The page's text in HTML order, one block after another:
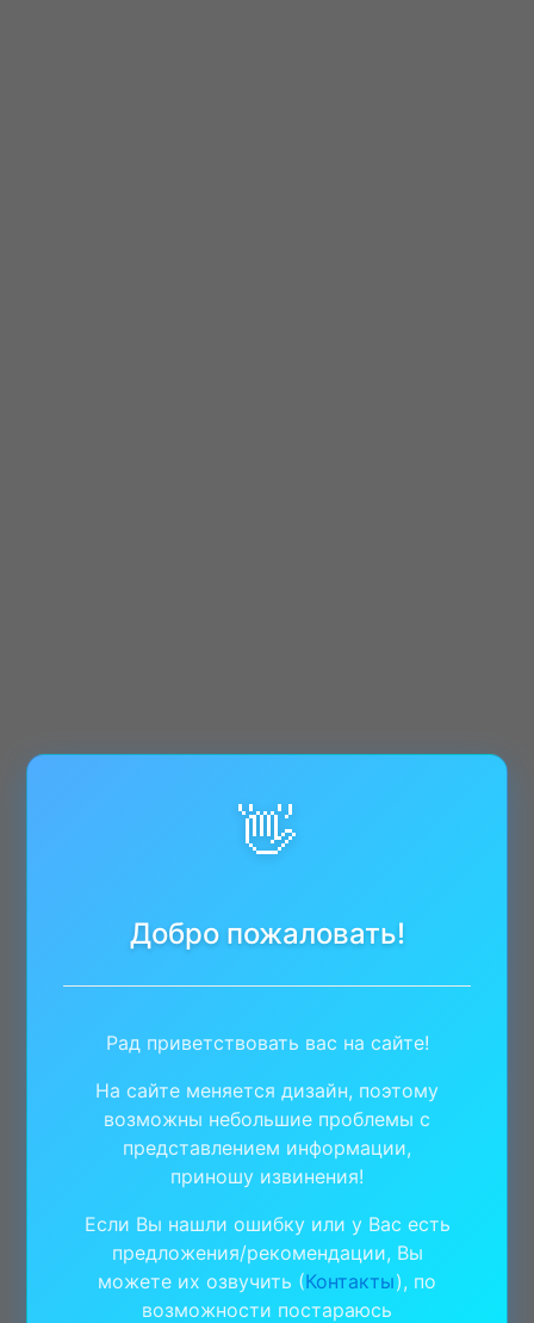
👋
Добро пожаловать!
Рад приветствовать вас на сайте!
На сайте меняется дизайн, поэтому
возможны небольшие проблемы с
представлением информации,
приношу извинения!
Если Вы нашли ошибку или у Вас есть
предложения/рекомендации, Вы
можете их озвучить (Контакты), по
возможности постараюсь